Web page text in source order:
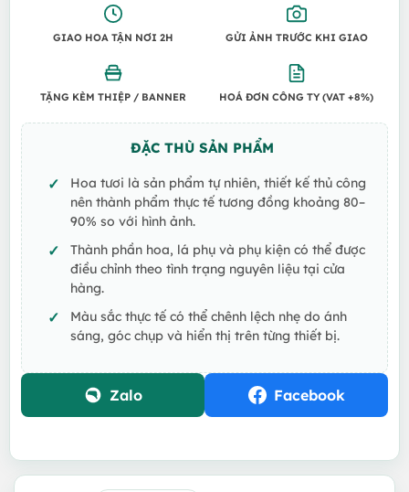
GIAO HOA TẬN NƠI 2H GỬI ẢNH TRƯỚC KHI GIAO
TẶNG KÈM THIỆP / BANNER HOÁ ĐƠN CÔNG TY (VAT +8%)
ĐẶC THÙ SẢN PHẨM
Hoa tươi là sản phẩm tự nhiên, thiết kế thủ công
nên thành phẩm thực tế tương đồng khoảng 80–
90% so với hình ảnh.
Thành phần hoa, lá phụ và phụ kiện có thể được
điều chỉnh theo tình trạng nguyên liệu tại cửa
hàng.
Màu sắc thực tế có thể chênh lệch nhẹ do ánh
sáng, góc chụp và hiển thị trên từng thiết bị.
Zalo Facebook